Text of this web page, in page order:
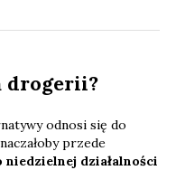
drogerii?
odnosi się do
przede
działalności